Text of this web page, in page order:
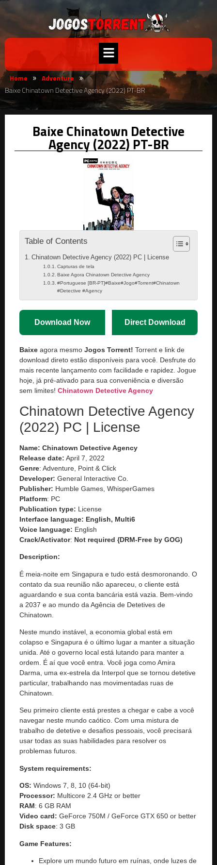
Home » Adventure »
Baixe Chinatown Detective Agency (2022) PT-BR
Baixe Chinatown Detective
Agency (2022) PT-BR
Table of Contents
Chinatown Detective Agency (2022) PC | License
Capturas de tela
Baixe Agora Chinatown Detective Agency
#Portuguese [BR-PT]#Baixe#Jogo#Torrent#Chinatown
#Detective #Agency
Download Now Direct Download
Baixe agora mesmo Jogos Torrent! Torrent e link de
download direto estão disponíveis para você. Desfrute do
mais recente lançamento com facilidade e rapidez. Jogue
hoje, já pré-ativado para sua conveniência e diversão
sem limites! Chinatown Detective Agency
Chinatown Detective Agency
(2022) PC | License
Name: Chinatown Detective Agency
Release date: April 7, 2022
Genre: Adventure, Point & Click
Developer: General Interactive Co.
Publisher: Humble Games, WhisperGames
Platform: PC
Publication type: License
Interface language: English, Multi6
Voice language: English
Crack/Activator: Not required {DRM-Free by GOG)
Description:
É meia-noite em Singapura e tudo está desmoronando. O
contato da sua reunião não apareceu, o cliente está
aguardando e sua conta bancária está vazia. Bem-vindo
a 2037 e ao mundo da Agência de Detetives de
Chinatown.
Neste mundo instável, a economia global está em
colapso e Singapura é o último lugar a manter a situação
unida. Até o governo local está lutando para manter a
ordem. É aí que você entra. Você joga como Amira
Darma, uma ex-estrela da Interpol que se tornou detetive
particular, trabalhando nas movimentadas ruas de
Chinatown.
Seu primeiro cliente está prestes a chegar e cabe a você
navegar neste mundo caótico. Com uma mistura de
trabalho de detetive e desafios pessoais, você precisará
usar todas as suas habilidades para resolver os
problemas futuros.
System requirements:
OS: Windows 7, 8, 10 (64-bit)
Processor: Multicore 2.4 GHz or better
RAM: 6 GB RAM
Video card: GeForce 750M / GeForce GTX 650 or better
Disk space: 3 GB
Game Features:
Explore um mundo futuro em ruínas, onde luzes de